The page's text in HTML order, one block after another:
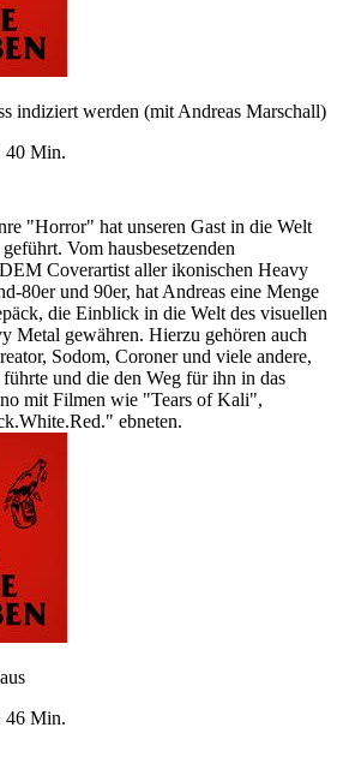
indiziert werden (mit Andreas Marschall)
40 Min.
"Horror" hat unseren Gast in die Welt
Vom hausbesetzenden
Coverartist aller ikonischen Heavy
80er und 90er, hat Andreas eine Menge
die Einblick in die Welt des visuellen
Metal gewähren. Hierzu gehören auch
Sodom, Coroner und viele andere,
und die den Weg für ihn in das
mit Filmen wie "Tears of Kali",
ebneten.
46 Min.